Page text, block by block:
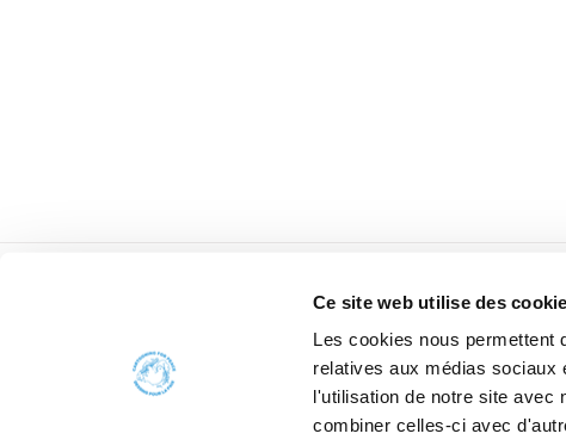
Ce site web utilise des
Les cookies nous permettent
relatives aux médias sociaux
l'utilisation de notre site avec
combiner celles-ci avec